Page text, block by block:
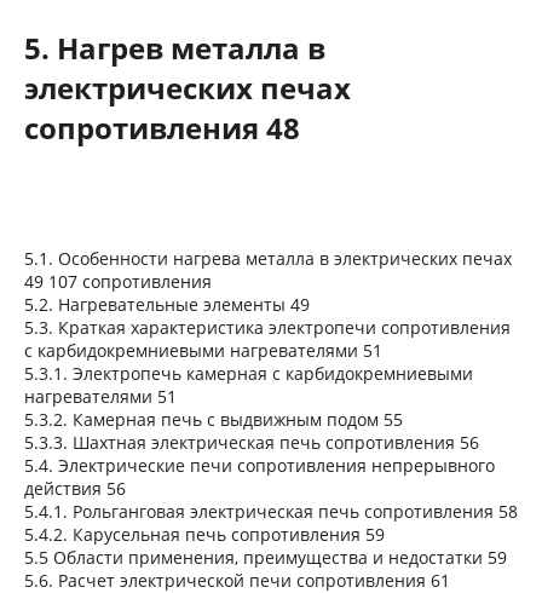
5. Нагрев металла в
электрических печах
сопротивления 48
5.1. Особенности нагрева металла в электрических печах
49 107 сопротивления
5.2. Нагревательные элементы 49
5.3. Краткая характеристика электропечи сопротивления
с карбидокремниевыми нагревателями 51
5.3.1. Электропечь камерная с карбидокремниевыми
нагревателями 51
5.3.2. Камерная печь с выдвижным подом 55
5.3.3. Шахтная электрическая печь сопротивления 56
5.4. Электрические печи сопротивления непрерывного
действия 56
5.4.1. Рольганговая электрическая печь сопротивления 58
5.4.2. Карусельная печь сопротивления 59
5.5 Области применения, преимущества и недостатки 59
5.6. Расчет электрической печи сопротивления 61